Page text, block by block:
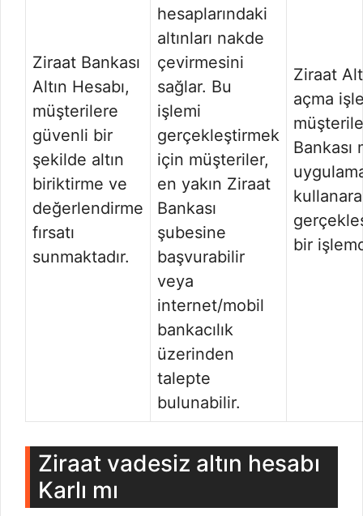
Ziraat Bankası
Altın Hesabı,
müşterilere
güvenli bir
şekilde altın
biriktirme ve
değerlendirme
fırsatı
sunmaktadır.
hesaplarındaki
altınları nakde
çevirmesini
sağlar. Bu
işlemi
gerçekleştirmek
için müşteriler,
en yakın Ziraat
Bankası
şubesine
başvurabilir
veya
internet/mobil
bankacılık
üzerinden
talepte
bulunabilir.
Ziraat
açma
Bankası
bir
Ziraat vadesiz altın hesabı
Karlı mı